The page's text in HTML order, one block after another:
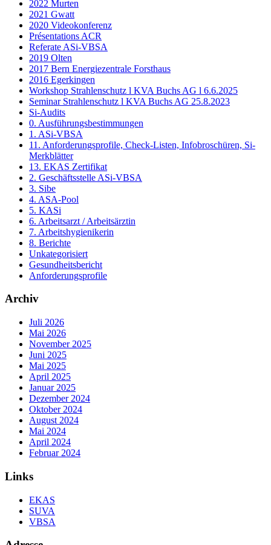
2022 Murten
2021 Gwatt
2020 Videokonferenz
Présentations ACR
Referate ASi-VBSA
2019 Olten
2017 Bern Energiezentrale Forsthaus
2016 Egerkingen
Workshop Strahlenschutz l KVA Buchs AG l 6.6.2025
Seminar Strahlenschutz l KVA Buchs AG 25.8.2023
Si-Audits
0. Ausführungsbestimmungen
1. ASi-VBSA
11. Anforderungsprofile, Check-Listen, Infobroschüren, Si-
Merkblätter
13. EKAS Zertifikat
2. Geschäftsstelle ASi-VBSA
3. Sibe
4. ASA-Pool
5. KASi
6. Arbeitsarzt / Arbeitsärztin
7. Arbeitshygienikerin
8. Berichte
Unkategorisiert
Gesundheitsbericht
Anforderungsprofile
Archiv
Juli 2026
Mai 2026
November 2025
Juni 2025
Mai 2025
April 2025
Januar 2025
Dezember 2024
Oktober 2024
August 2024
Mai 2024
April 2024
Februar 2024
Links
EKAS
SUVA
VBSA